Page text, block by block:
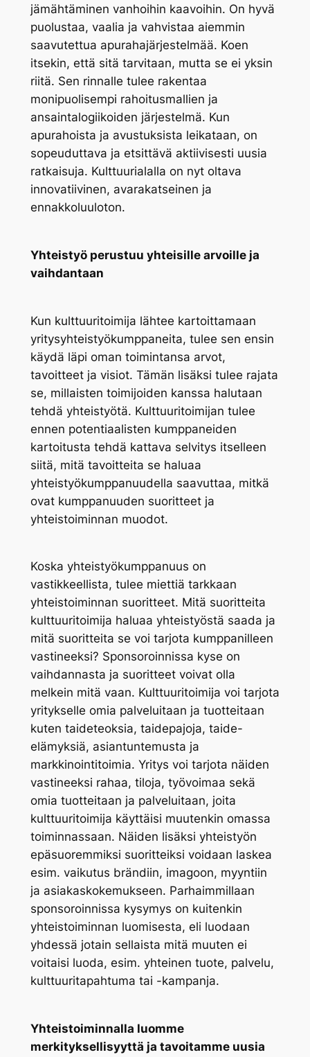
jämähtäminen vanhoihin kaavoihin. On hyvä
puolustaa, vaalia ja vahvistaa aiemmin
saavutettua apurahajärjestelmää. Koen
itsekin, että sitä tarvitaan, mutta se ei yksin
riitä. Sen rinnalle tulee rakentaa
monipuolisempi rahoitusmallien ja
ansaintalogiikoiden järjestelmä. Kun
apurahoista ja avustuksista leikataan, on
sopeuduttava ja etsittävä aktiivisesti uusia
ratkaisuja. Kulttuurialalla on nyt oltava
innovatiivinen, avarakatseinen ja
ennakkoluuloton.
Yhteistyö perustuu yhteisille arvoille ja
vaihdantaan
Kun kulttuuritoimija lähtee kartoittamaan
yritysyhteistyökumppaneita, tulee sen ensin
käydä läpi oman toimintansa arvot,
tavoitteet ja visiot. Tämän lisäksi tulee rajata
se, millaisten toimijoiden kanssa halutaan
tehdä yhteistyötä. Kulttuuritoimijan tulee
ennen potentiaalisten kumppaneiden
kartoitusta tehdä kattava selvitys itselleen
siitä, mitä tavoitteita se haluaa
yhteistyökumppanuudella saavuttaa, mitkä
ovat kumppanuuden suoritteet ja
yhteistoiminnan muodot.
Koska yhteistyökumppanuus on
vastikkeellista, tulee miettiä tarkkaan
yhteistoiminnan suoritteet. Mitä suoritteita
kulttuuritoimija haluaa yhteistyöstä saada ja
mitä suoritteita se voi tarjota kumppanilleen
vastineeksi? Sponsoroinnissa kyse on
vaihdannasta ja suoritteet voivat olla
melkein mitä vaan. Kulttuuritoimija voi tarjota
yritykselle omia palveluitaan ja tuotteitaan
kuten taideteoksia, taidepajoja, taide-
elämyksiä, asiantuntemusta ja
markkinointitoimia. Yritys voi tarjota näiden
vastineeksi rahaa, tiloja, työvoimaa sekä
omia tuotteitaan ja palveluitaan, joita
kulttuuritoimija käyttäisi muutenkin omassa
toiminnassaan. Näiden lisäksi yhteistyön
epäsuoremmiksi suoritteiksi voidaan laskea
esim. vaikutus brändiin, imagoon, myyntiin
ja asiakaskokemukseen. Parhaimmillaan
sponsoroinnissa kysymys on kuitenkin
yhteistoiminnan luomisesta, eli luodaan
yhdessä jotain sellaista mitä muuten ei
voitaisi luoda, esim. yhteinen tuote, palvelu,
kulttuuritapahtuma tai -kampanja.
Yhteistoiminnalla luomme
merkityksellisyyttä ja tavoitamme uusia